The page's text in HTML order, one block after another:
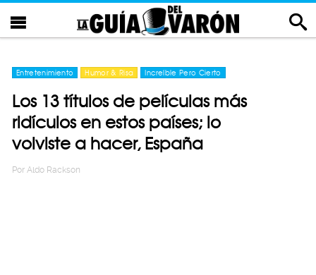
Entretenimiento Humor & Risa Increíble Pero Cierto
Los 13 títulos de películas más
ridículos en estos países; lo
volviste a hacer, España
Por Aldo Rackson